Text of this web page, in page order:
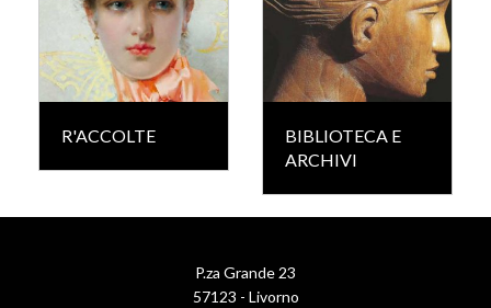
R'ACCOLTE
BIBLIOTECA E
ARCHIVI
P.za Grande 23
57123 - Livorno